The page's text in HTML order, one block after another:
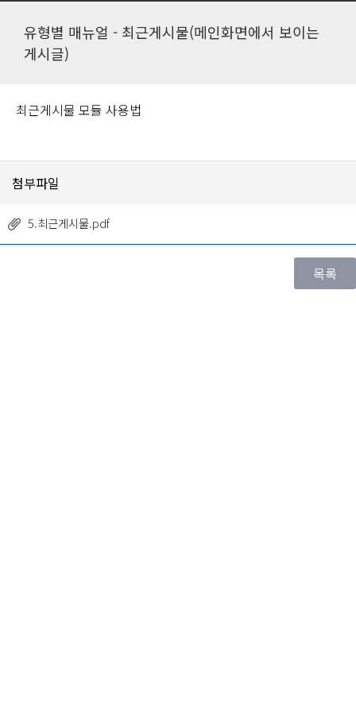
유형별 매뉴얼 - 최근게시물(메인화면에서 보이는
게시글)
최근게시물 모듈 사용법
첨부파일
5.최근게시물.pdf